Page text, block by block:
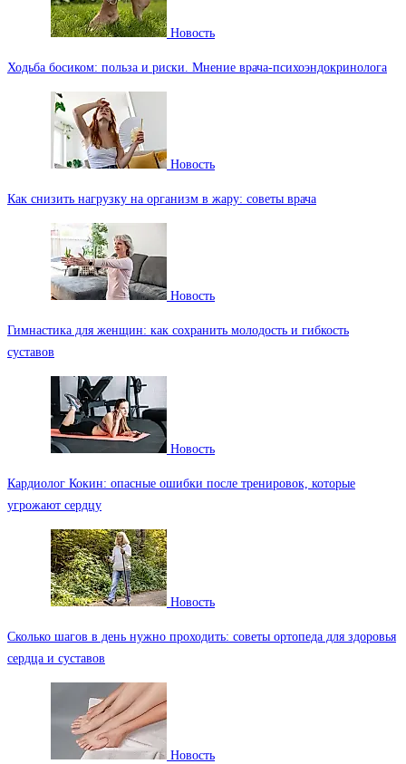
Новость
Ходьба босиком: польза и риски. Мнение врача-психоэндокринолога
Новость
Как снизить нагрузку на организм в жару: советы врача
Новость
Гимнастика для женщин: как сохранить молодость и гибкость
суставов
Новость
Кардиолог Кокин: опасные ошибки после тренировок, которые
угрожают сердцу
Новость
Сколько шагов в день нужно проходить: советы ортопеда для здоровья
сердца и суставов
Новость